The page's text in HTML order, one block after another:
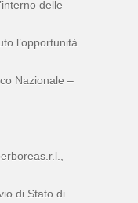
delle
l’opportunità
Nazionale –
di Stato di